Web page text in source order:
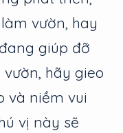
vườn, hay
giúp đỡ
hãy gieo
và niềm vui
vị này sẽ